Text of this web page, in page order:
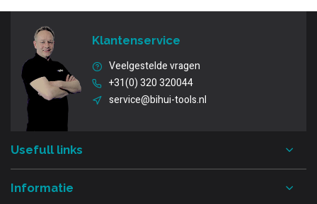
Klantenservice
Veelgestelde vragen
+31(0) 320 320044
service@bihui-tools.nl
Usefull links
Informatie